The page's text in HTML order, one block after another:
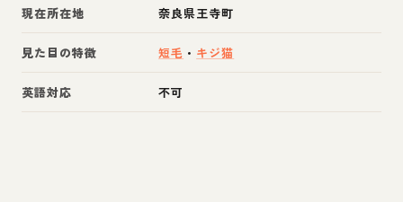
現在所在地 奈良県王寺町
見た目の特徴 短毛 ・ キジ猫
英語対応 不可